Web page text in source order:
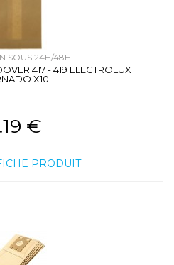
SOUS 24H/48H
417 - 419 ELECTROLUX
X10
€
PRODUIT